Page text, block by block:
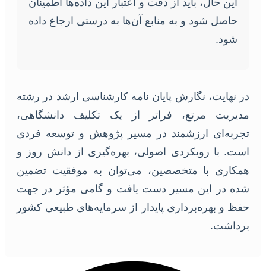
حاصل شود و به منابع آن‌ها به درستی ارجاع داده
شود.
در نهایت، نگارش پایان نامه کارشناسی ارشد در رشته
مدیریت مرتع، فراتر از یک تکلیف دانشگاهی،
تجربه‌ای ارزشمند در مسیر پژوهش و توسعه فردی
است. با رویکردی اصولی، بهره‌گیری از دانش روز و
همکاری با متخصصین، می‌توان به موفقیت تضمین
شده در این مسیر دست یافت و گامی مؤثر در جهت
حفظ و بهره‌برداری پایدار از سرمایه‌های طبیعی کشور
برداشت.